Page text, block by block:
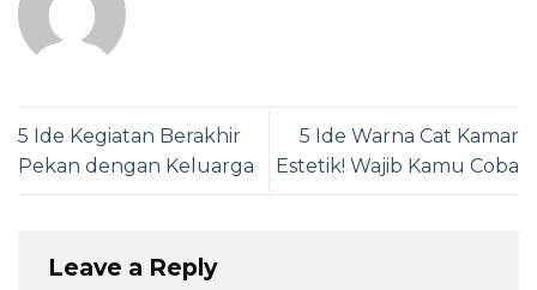
5 Ide Kegiatan Berakhir
Pekan dengan Keluarga
5 Ide Warna Cat Kamar
Estetik! Wajib Kamu Coba
Leave a Reply